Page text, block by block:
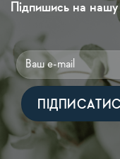
Підпишись на
Alternative: